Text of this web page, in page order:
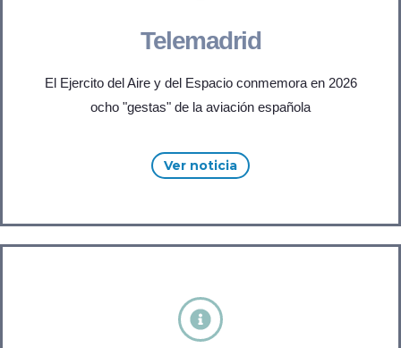
Telemadrid
El Ejercito del Aire y del Espacio conmemora en 2026
ocho "gestas" de la aviación española
Ver noticia